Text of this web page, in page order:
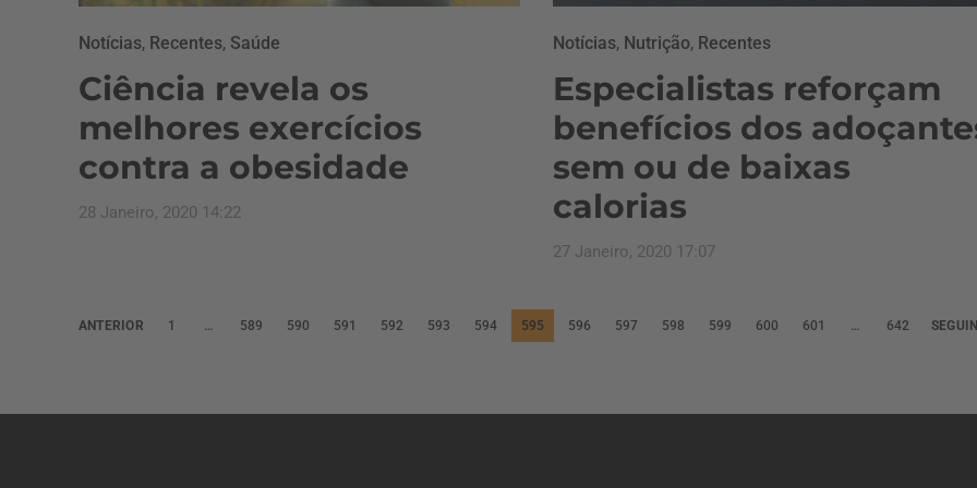
Notícias, Recentes, Saúde
Ciência revela os
melhores exercícios
contra a obesidade
28 Janeiro, 2020 14:22
Notícias, Nutrição, Recentes
Especialistas reforçam
benefícios dos
sem ou de baixas
calorias
27 Janeiro, 2020 17:07
P
ANTERIOR 1 … 589 590 591 592 593 594 595 596 597 598 599 600 601 … 642